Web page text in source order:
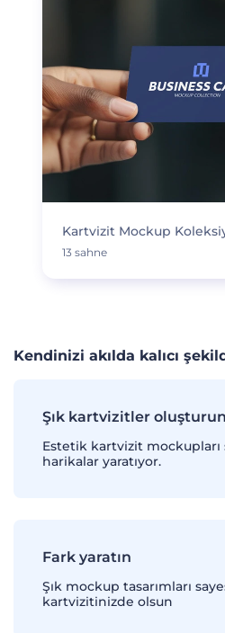
Kartvizit Mockup
13 sahne
Kendinizi akılda kalıcı
Şık kartvizitler oluşturun
Estetik kartvizit
harikalar yaratıyor.
Fark yaratın
Şık mockup tasarımları
kartvizitinizde olsun